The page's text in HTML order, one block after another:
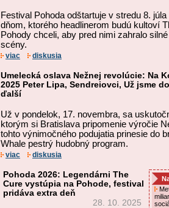
Festival Pohoda odštartuje v stredu 8.
dňom, ktorého headlinerom budú kultoví
Pohody chceli, aby pred nimi zahralo
scény.
viac diskusia
Umelecká oslava Nežnej revolúcie: Na
2025 Peter Lipa, Sendreiovci, Už jsme
ďalší
Už v pondelok, 17. novembra, sa
ktorým si Bratislava pripomenie výročie
tohto výnimočného podujatia prinesie do
Whale pestrý hudobný program.
viac diskusia
Pohoda 2026: Legendárni The
Cure vystúpia na Pohode, festival
pridáva extra deň
28. 10. 2025